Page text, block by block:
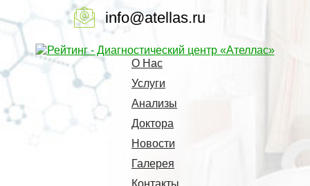
info@atellas.ru
О Нас
Услуги
Анализы
Доктора
Новости
Галерея
Контакты